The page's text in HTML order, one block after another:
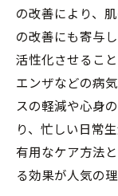
四日市市で
の効果とは
四日市
は
ホルミ
例紹介
四日
らす美
の改善により、
の改善にも寄与
活性化させるこ
エンザなどの病
スの軽減や心身
り、忙しい日常
有用なケア方法
る効果が人気の